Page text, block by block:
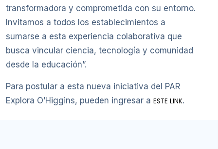
transformadora y comprometida con su entorno.
Invitamos a todos los establecimientos a
sumarse a esta experiencia colaborativa que
busca vincular ciencia, tecnología y comunidad
desde la educación”.
Para postular a esta nueva iniciativa del PAR
Explora O’Higgins, pueden ingresar a ESTE LINK.